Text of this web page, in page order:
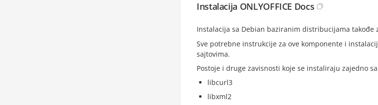
Instalacija ONLYOFFICE Docs
Instalacija sa Debian baziranim distribucijama takođe
Sve potrebne instrukcije za ove komponente i
sajtovima.
Postoje i druge zavisnosti koje se instaliraju zajedno sa
libcurl3
libxml2